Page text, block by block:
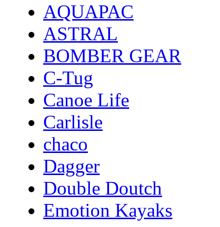
AQUAPAC
ASTRAL
BOMBER GEAR
C-Tug
Canoe Life
Carlisle
chaco
Dagger
Double Doutch
Emotion Kayaks